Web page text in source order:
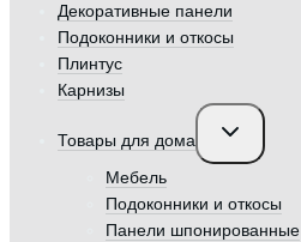
Декоративные панели
Подоконники и откосы
Плинтус
Карнизы
Товары для дома
Переключить
дочернее
Мебель
Подоконники и откосы
Панели шпонированные